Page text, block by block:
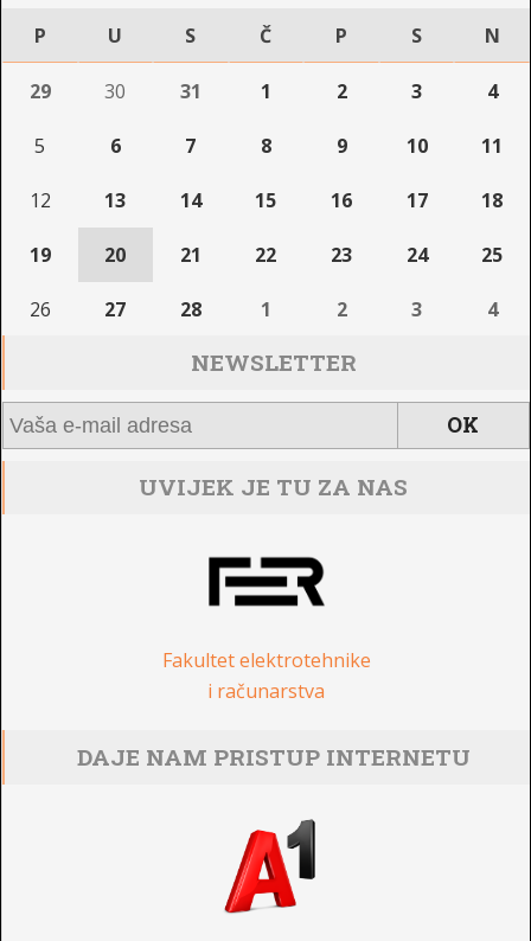
P U S Č P S N
29 30 31 1 2 3 4
5 6 7 8 9 10 11
12 13 14 15 16 17 18
19 20 21 22 23 24 25
26 27 28 1 2 3 4
NEWSLETTER
UVIJEK JE TU ZA NAS
Fakultet elektrotehnike
i računarstva
DAJE NAM PRISTUP INTERNETU